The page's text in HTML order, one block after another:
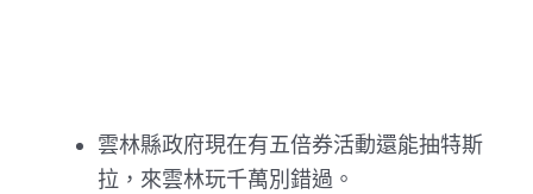
雲林縣政府現在有五倍券活動還能抽特斯
拉，來雲林玩千萬別錯過。